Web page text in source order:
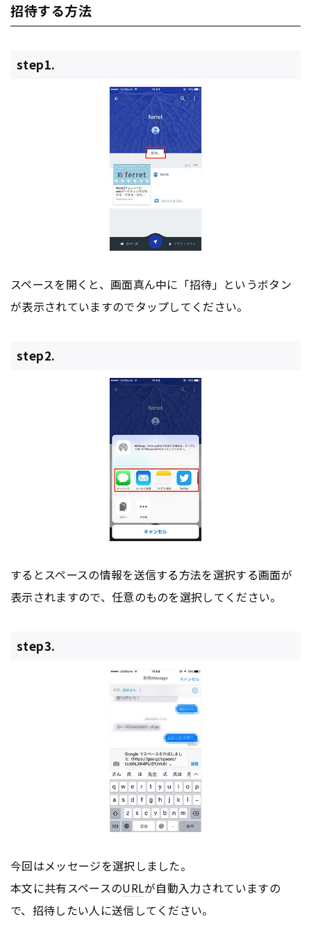
招待する方法
step1.
スペースを開くと、画面真ん中に「招待」というボタン
が表示されていますのでタップしてください。
step2.
するとスペースの情報を送信する方法を選択する画面が
表示されますので、任意のものを選択してください。
step3.
今回はメッセージを選択しました。
本文に共有スペースのURLが自動入力されていますの
で、招待したい人に送信してください。